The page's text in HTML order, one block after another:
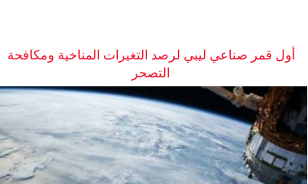
أول قمر صناعي ليبي لرصد التغيرات المناخية ومكافحة
التصحر